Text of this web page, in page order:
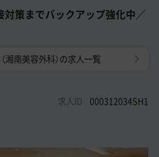
の医師転職体験談
対策までバックアップ強化中／
湘南美容外科）の求人一覧
求人ID 000312034SH1